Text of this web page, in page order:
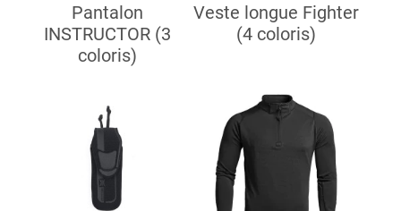
Pantalon
INSTRUCTOR (3
coloris)
Veste longue Fighter
(4 coloris)